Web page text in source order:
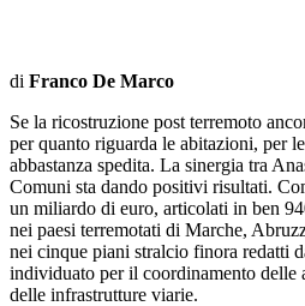
di Franco De Marco
Se la ricostruzione post terremoto
per quanto riguarda le abitazioni, per
abbastanza spedita. La sinergia tra
Comuni sta dando positivi risultati.
un miliardo di euro, articolati in ben
nei paesi terremotati di Marche,
nei cinque piani stralcio finora redatti
individuato per il coordinamento delle
delle infrastrutture viarie.